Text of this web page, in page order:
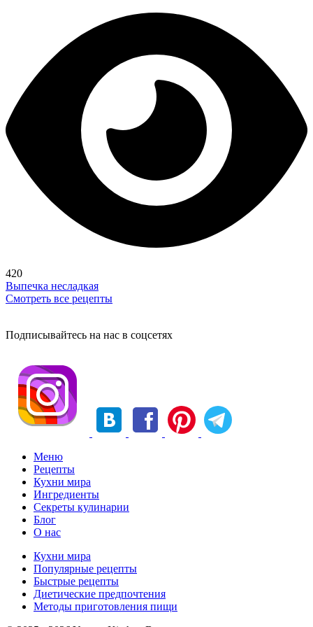
420
Выпечка несладкая
Смотреть все рецепты
Подписывайтесь на нас в соцсетях
Меню
Рецепты
Кухни мира
Ингредиенты
Секреты кулинарии
Блог
О нас
Кухни мира
Популярные рецепты
Быстрые рецепты
Диетические предпочтения
Методы приготовления пищи